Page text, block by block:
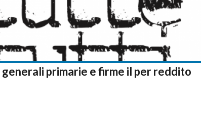
generali primarie e firme il per reddito